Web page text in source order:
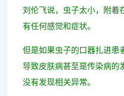
刘伦飞说，虫子太小，附着
有任何感觉和症状。
但是如果虫子的口器扎进患
导致皮肤病甚至是传染病的
没有发现相关异常。